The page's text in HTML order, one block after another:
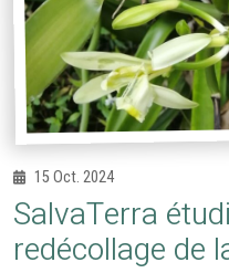
15 Oct. 2024
SalvaTerra
redécollage de